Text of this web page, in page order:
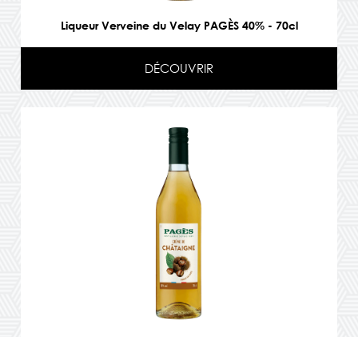
Liqueur Verveine du Velay PAGÈS 40% - 70cl
DÉCOUVRIR